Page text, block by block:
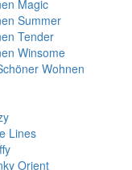
Magic
Summer
Tender
Winsome
Wohnen
Lines
Orient